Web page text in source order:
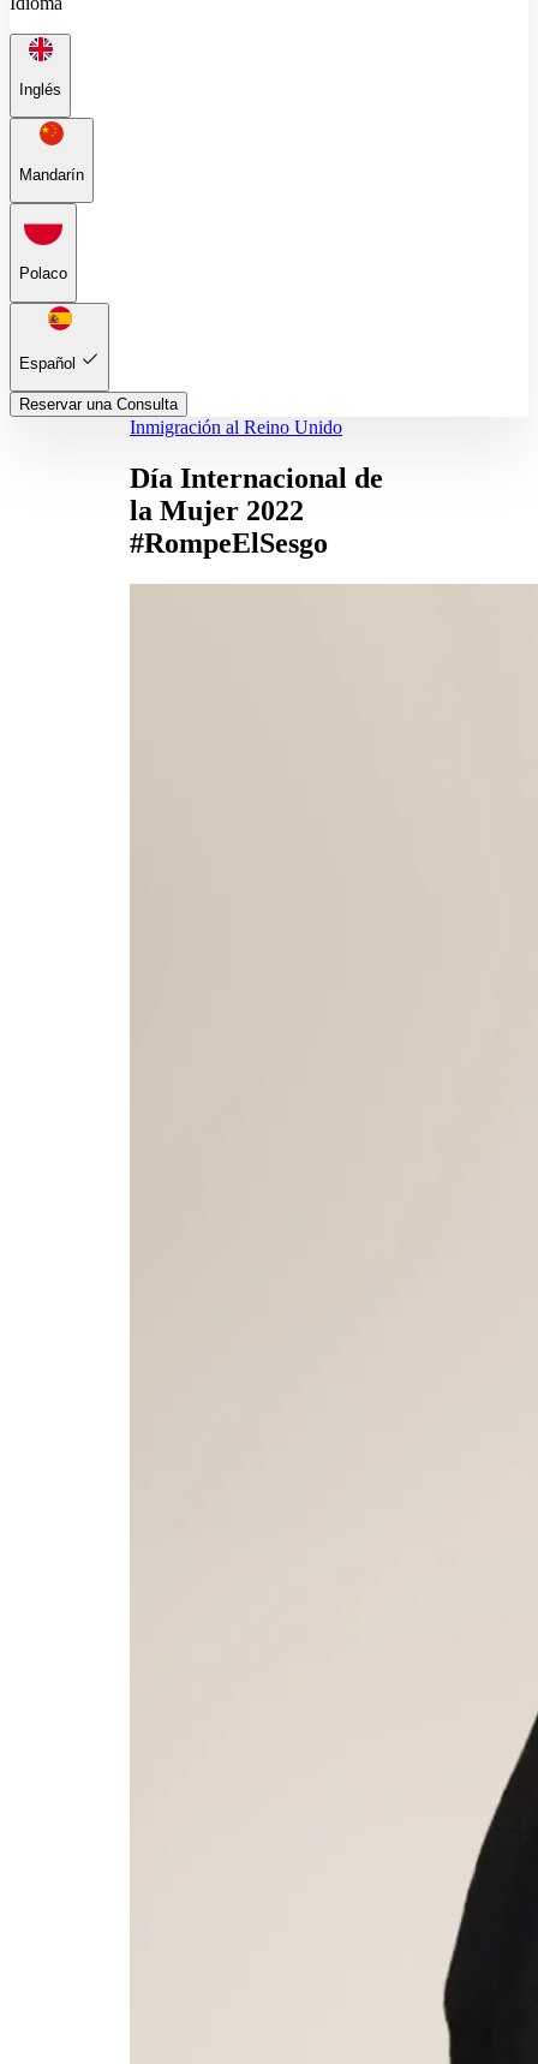
Inglés
Mandarín
Polaco
Español
Reservar una Consulta
Inmigración al Reino Unido
Día Internacional de
la Mujer 2022
#RompeElSesgo